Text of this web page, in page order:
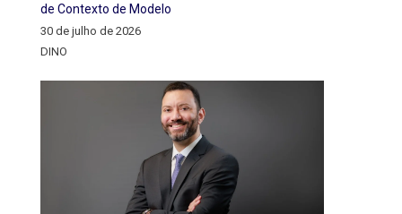
de Contexto de Modelo
30 de julho de 2026
DINO